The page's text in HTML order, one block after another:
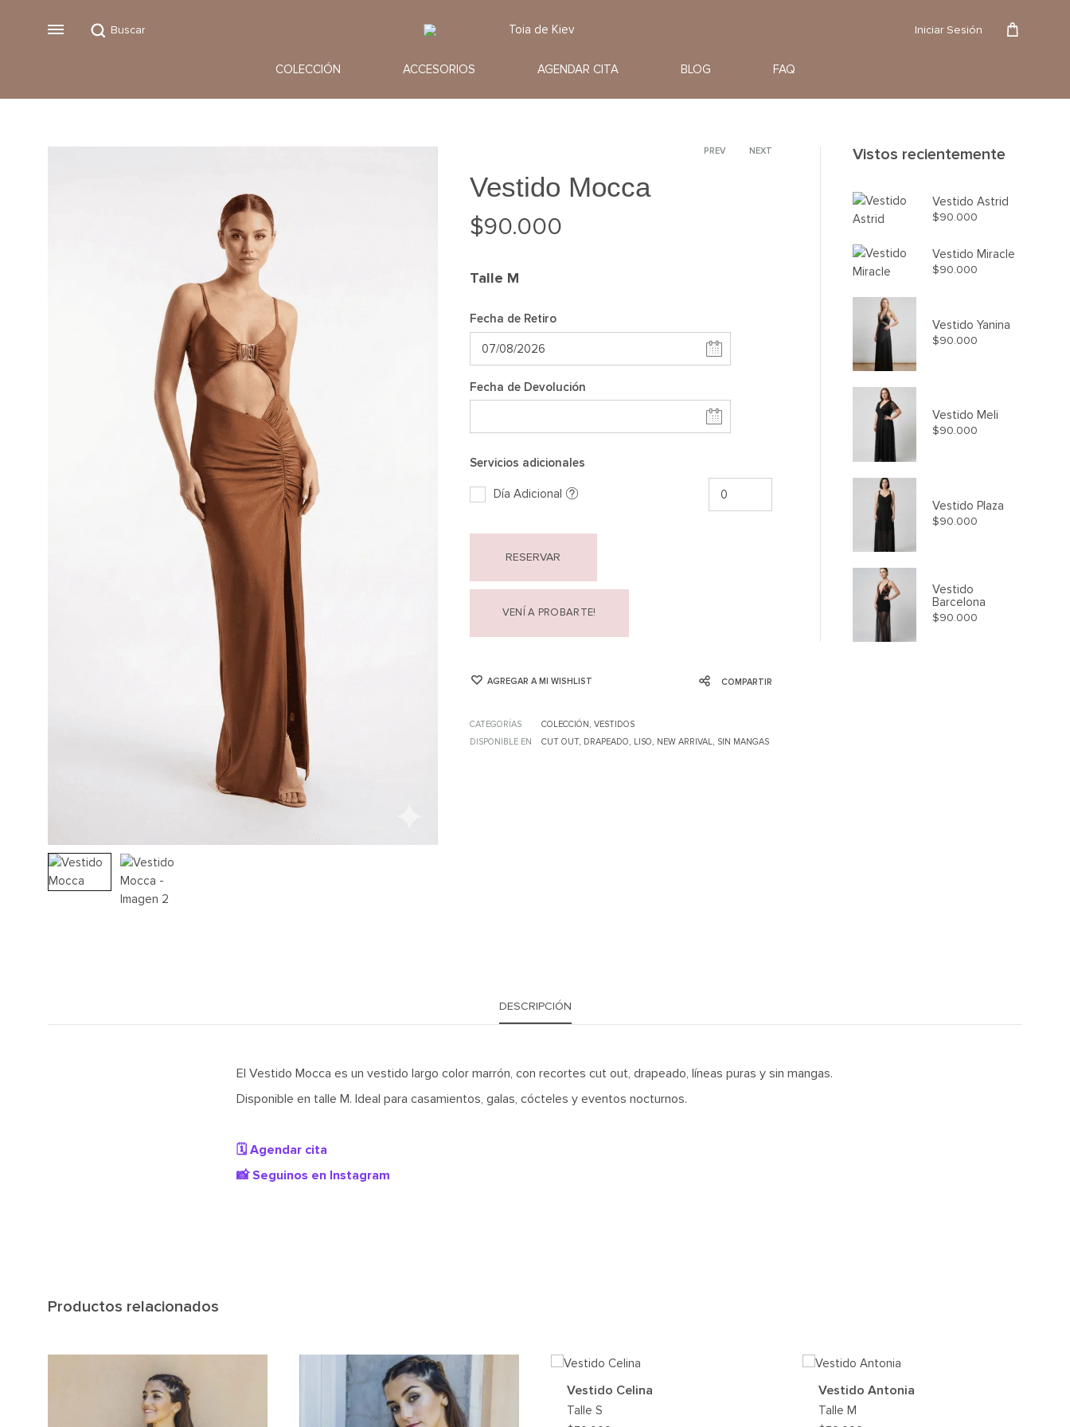
MenuBuscar
Monos
de
de
de
Iniciar Sesión
COLECCIÓN ACCESORIOS AGENDAR CITA BLOG FAQ
Product
PREV NEXT
Vestido Mocca
$90.000
Talle M
Fecha de Retiro
Fecha de Devolución
Servicios adicionales
Día Adicional
RESERVAR
VENÍ A PROBARTE!
AGREGAR A MI WISHLIST COMPARTIR
CATEGORÍAS COLECCIÓN VESTIDOS
DISPONIBLE EN
CUT OUT, DRAPEADO LISO NEW ARRIVAL SIN MANGAS
Vistos recientemente
Vestido Astrid
$90.000
Vestido Miracle
$90.000
Vestido Yanina
$90.000
Vestido Meli
$90.000
Vestido Plaza
$90.000
Vestido
Barcelona
$90.000
DESCRIPCIÓN
El Vestido Mocca es un vestido largo color marrón, con recortes cut out, drapeado, líneas puras y sin mangas.
Disponible en talle M. Ideal para casamientos, galas, cócteles y eventos nocturnos.
🗓️ Agendar cita
📸 Seguinos en Instagram
Productos relacionados
Vestido Celina
Talle S
Vestido Antonia
Talle M